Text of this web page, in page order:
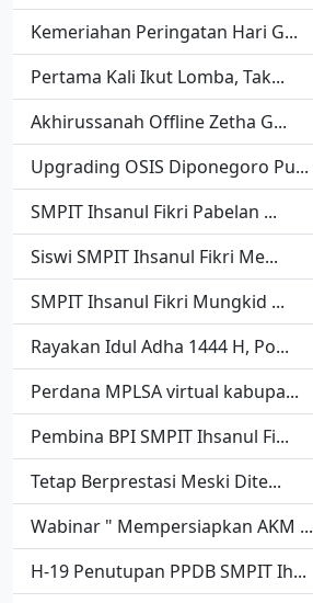
Kemeriahan Peringatan Hari G...
Pertama Kali Ikut Lomba, Tak...
Akhirussanah Offline Zetha G...
Upgrading OSIS Diponegoro Pu...
SMPIT Ihsanul Fikri Pabelan ...
Siswi SMPIT Ihsanul Fikri Me...
SMPIT Ihsanul Fikri Mungkid ...
Rayakan Idul Adha 1444 H, Po...
Perdana MPLSA virtual kabupa...
Pembina BPI SMPIT Ihsanul Fi...
Tetap Berprestasi Meski Dite...
Wabinar " Mempersiapkan AKM ...
H-19 Penutupan PPDB SMPIT Ih...